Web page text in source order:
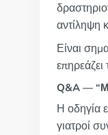
αντίληψη
Είναι
Q&A —
Η οδηγία
γιατροί